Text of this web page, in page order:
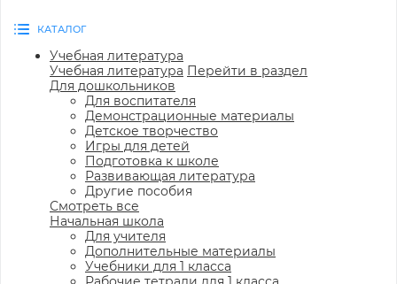
КАТАЛОГ
Учебная литература
Учебная литература Перейти в раздел
Для дошкольников
Для воспитателя
Демонстрационные материалы
Детское творчество
Игры для детей
Подготовка к школе
Развивающая литература
Другие пособия
Смотреть все
Начальная школа
Для учителя
Дополнительные материалы
Учебники для 1 класса